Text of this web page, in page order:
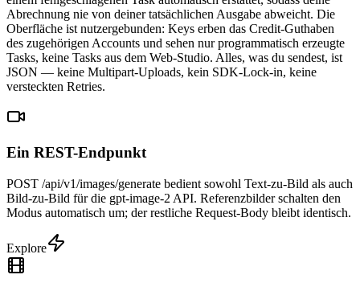
Abrechnung nie von deiner tatsächlichen Ausgabe abweicht. Die
Oberfläche ist nutzergebunden: Keys erben das Credit-Guthaben
des zugehörigen Accounts und sehen nur programmatisch erzeugte
Tasks, keine Tasks aus dem Web-Studio. Alles, was du sendest, ist
JSON — keine Multipart-Uploads, kein SDK-Lock-in, keine
versteckten Retries.
Ein REST-Endpunkt
POST /api/v1/images/generate bedient sowohl Text-zu-Bild als auch
Bild-zu-Bild für die gpt-image-2 API. Referenzbilder schalten den
Modus automatisch um; der restliche Request-Body bleibt identisch.
Explore